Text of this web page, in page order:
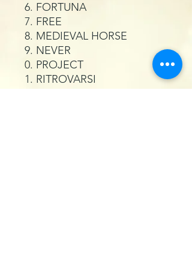
FORTUNA
FREE
MEDIEVAL HORSE
NEVER
PROJECT
RITROVARSI
RUNWAY